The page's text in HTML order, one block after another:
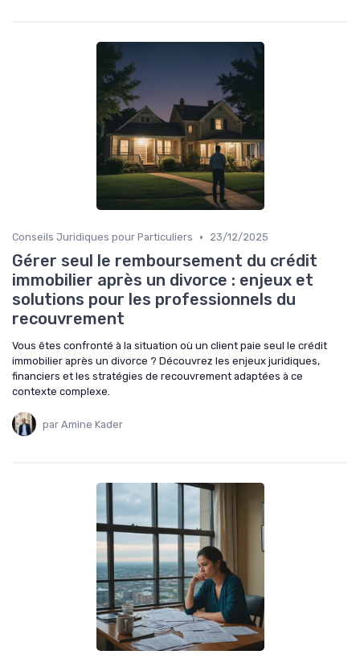
Conseils Juridiques pour Particuliers • 23/12/2025
Gérer seul le remboursement du crédit
immobilier après un divorce : enjeux et
solutions pour les professionnels du
recouvrement
Vous êtes confronté à la situation où un client paie seul le crédit
immobilier après un divorce ? Découvrez les enjeux juridiques,
financiers et les stratégies de recouvrement adaptées à ce
contexte complexe.
par Amine Kader